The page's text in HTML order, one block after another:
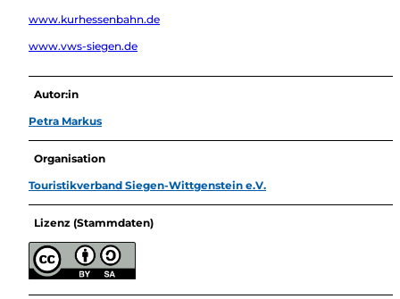
www.kurhessenbahn.de
www.vws-siegen.de
Autor:in
Petra Markus
Organisation
Touristikverband Siegen-Wittgenstein e.V.
Lizenz (Stammdaten)